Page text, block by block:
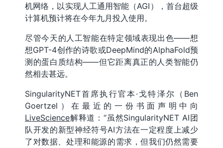
机网络，以实现人工通用智能（AGI），首台超级
计算机预计将在今年九月投入使用。
尽管今天的人工智能在特定领域表现出色——想
想GPT-4创作的诗歌或DeepMind的AlphaFold预
测的蛋白质结构——但它距离真正的人类智能仍
然相去甚远。
SingularityNET首席执行官本·戈特泽尔（Ben
Goertzel）在最近的一份书面声明中向
LiveScience解释道：“虽然SingularityNET AI团
队开发的新型神经符号AI方法在一定程度上减少
了对数据、处理和能源的需求，但我们仍然需要